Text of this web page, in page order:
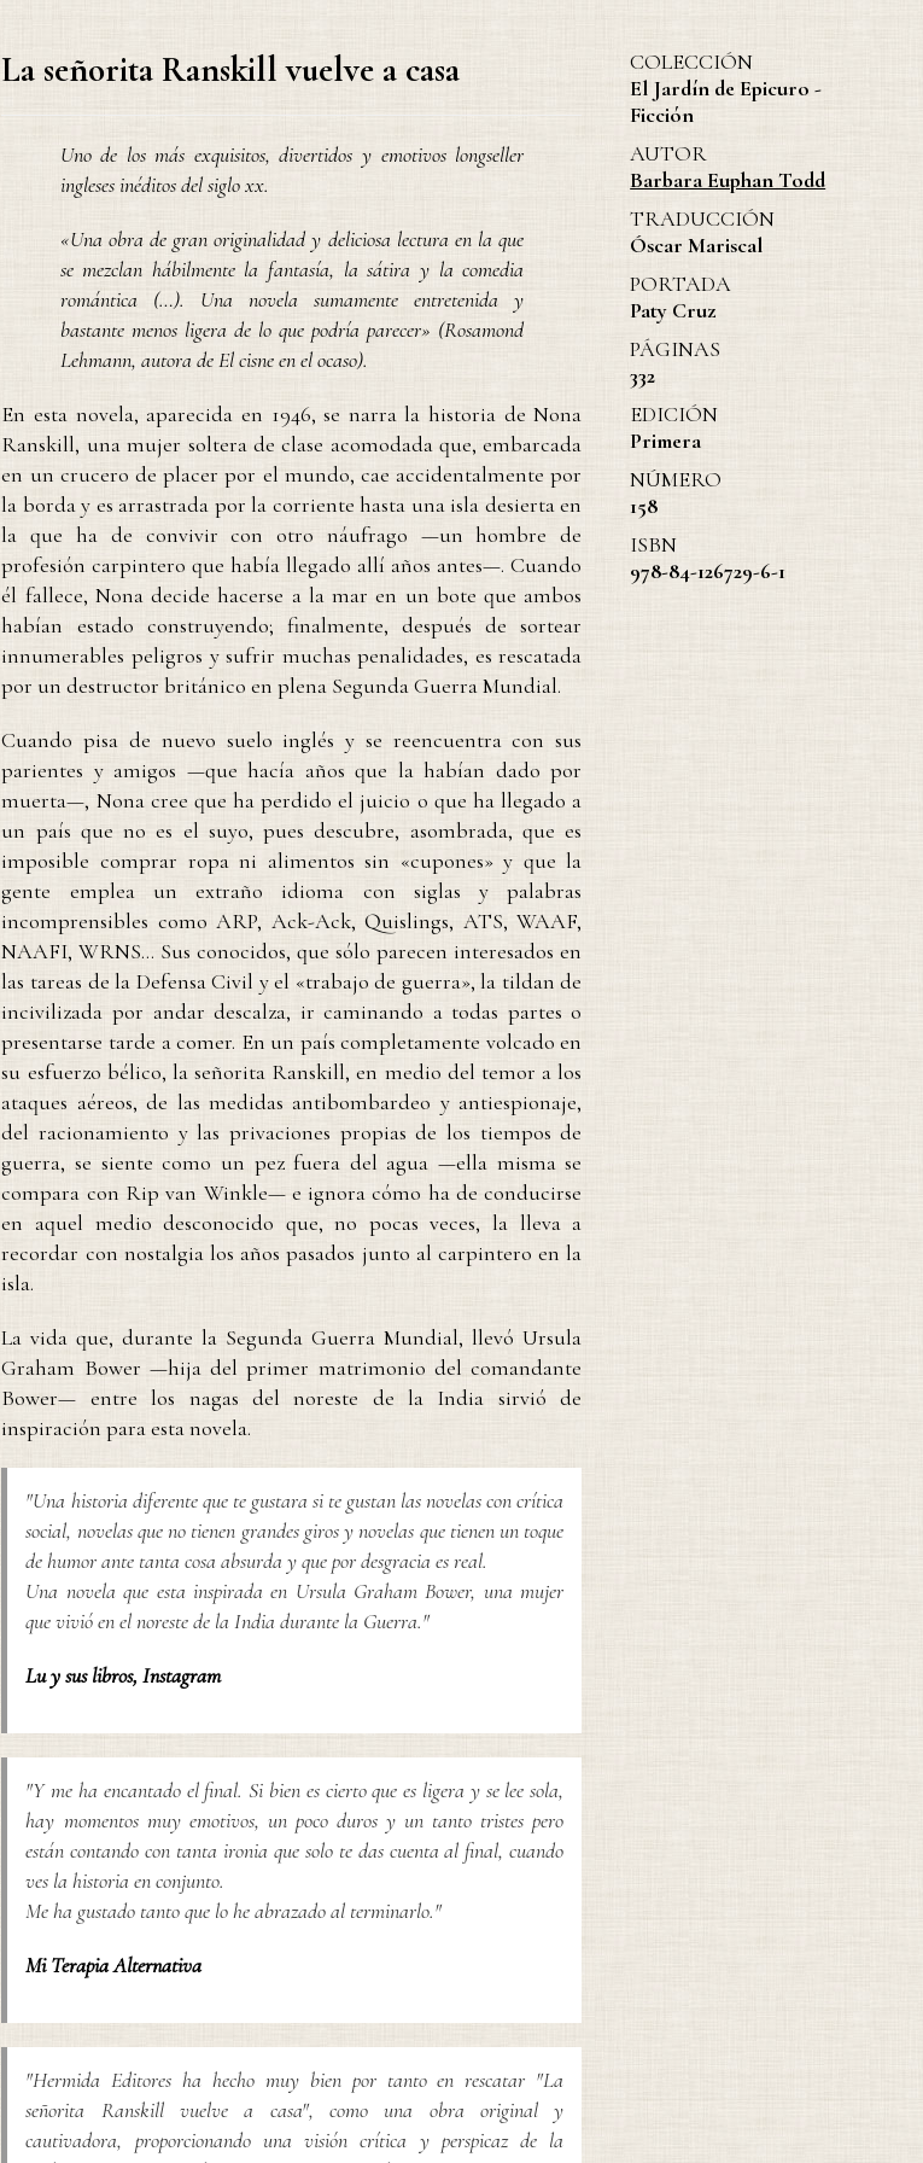
COLECCIÓN
El Jardín de Epicuro -
Ficción
AUTOR
Barbara Euphan Todd
TRADUCCIÓN
Óscar Mariscal
PORTADA
Paty Cruz
PÁGINAS
332
EDICIÓN
Primera
NÚMERO
158
ISBN
978-84-126729-6-1
La señorita Ranskill vuelve a casa
Uno de los más exquisitos, divertidos y emotivos longseller
ingleses inéditos del siglo xx.
«Una obra de gran originalidad y deliciosa lectura en la que
se mezclan hábilmente la fantasía, la sátira y la comedia
romántica (…). Una novela sumamente entretenida y
bastante menos ligera de lo que podría parecer» (Rosamond
Lehmann, autora deEl cisne en el ocaso).
En esta novela, aparecida en 1946, se narra la historia de Nona
Ranskill, una mujer soltera de clase acomodada que, embarcada
en un crucero de placer por el mundo, cae accidentalmente por
la borda y es arrastrada por la corriente hasta una isla desierta en
la que ha de convivir con otro náufrago —un hombre de
profesión carpintero que había llegado allí años antes—. Cuando
él fallece, Nona decide hacerse a la mar en un bote que ambos
habían estado construyendo; finalmente, después de sortear
innumerables peligros y sufrir muchas penalidades, es rescatada
por un destructor británico en plena Segunda Guerra Mundial.
Cuando pisa de nuevo suelo inglés y se reencuentra con sus
parientes y amigos —que hacía años que la habían dado por
muerta—, Nona cree que ha perdido el juicio o que ha llegado a
un país que no es el suyo, pues descubre, asombrada, que es
imposible comprar ropa ni alimentos sin «cupones» y que la
gente emplea un extraño idioma con siglas y palabras
incomprensibles como ARP, Ack-Ack, Quislings, ATS, WAAF,
NAAFI, WRNS… Sus conocidos, que sólo parecen interesados en
las tareas de la Defensa Civil y el «trabajo de guerra», la tildan de
incivilizada por andar descalza, ir caminando a todas partes o
presentarse tarde a comer. En un país completamente volcado en
su esfuerzo bélico, la señorita Ranskill, en medio del temor a los
ataques aéreos, de las medidas antibombardeo y antiespionaje,
del racionamiento y las privaciones propias de los tiempos de
guerra, se siente como un pez fuera del agua —ella misma se
compara con Rip van Winkle— e ignora cómo ha de conducirse
en aquel medio desconocido que, no pocas veces, la lleva a
recordar con nostalgia los años pasados junto al carpintero en la
isla.
La vida que, durante la Segunda Guerra Mundial, llevó Ursula
Graham Bower —hija del primer matrimonio del comandante
Bower— entre los nagas del noreste de la India sirvió de
inspiración para esta novela.
"Una historia diferente que te gustara si te gustan las novelas con crítica
social, novelas que no tienen grandes giros y novelas que tienen un toque
de humor ante tanta cosa absurda y que por desgracia es real.
Una novela que esta inspirada en Ursula Graham Bower, una mujer
que vivió en el noreste de la India durante la Guerra."
Lu y sus libros,Instagram
"Y me ha encantado el final. Si bien es cierto que es ligera y se lee sola,
hay momentos muy emotivos, un poco duros y un tanto tristes pero
están contando con tanta ironia que solo te das cuenta al final, cuando
ves la historia en conjunto.
Me ha gustado tanto que lo he abrazado al terminarlo."
Mi Terapia Alternativa
"Hermida Editores ha hecho muy bien por tanto en rescatar "La
señorita Ranskill vuelve a casa", como una obra original y
cautivadora, proporcionando una visión crítica y perspicaz de la